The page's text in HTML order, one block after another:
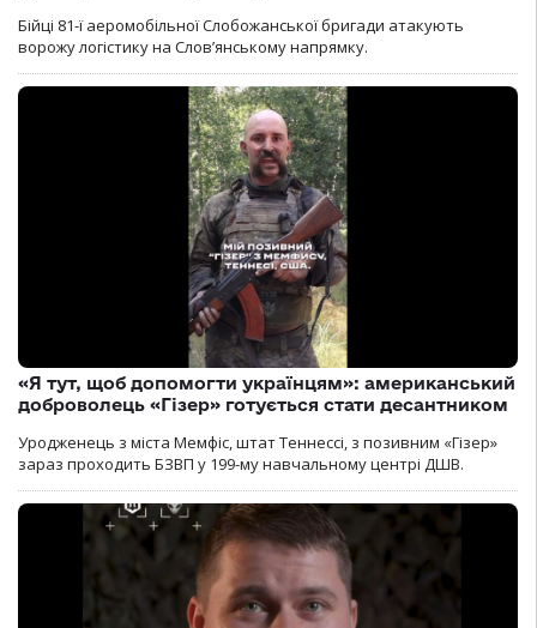
Бійці 81-ї аеромобільної Слобожанської бригади атакують
ворожу логістику на Словʼянському напрямку.
«Я тут, щоб допомогти українцям»: американський
доброволець «Гізер» готується стати десантником
Уродженець з міста Мемфіс, штат Теннессі, з позивним «Гізер»
зараз проходить БЗВП у 199-му навчальному центрі ДШВ.